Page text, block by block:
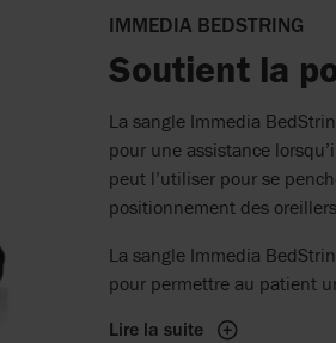
IMMEDIA BEDSTRING
Soutient la
La sangle Immedia
pour une assistance
peut l’utiliser pour se
positionnement des
La sangle Immedia
pour permettre au patient
Lire la suite